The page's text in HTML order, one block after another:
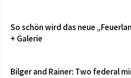
So schön wird das neue
+ Galerie
Bilger and Rainer: Two federal